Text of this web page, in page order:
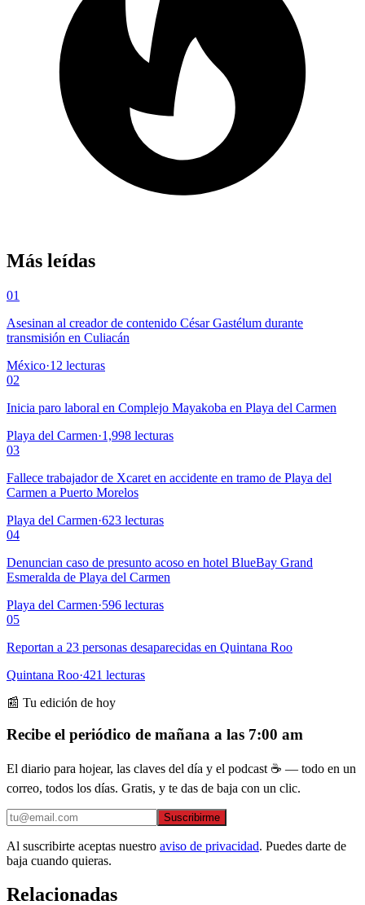
Más leídas
01
Asesinan al creador de contenido César Gastélum durante
transmisión en Culiacán
México·12 lecturas
02
Inicia paro laboral en Complejo Mayakoba en Playa del Carmen
Playa del Carmen·1,998 lecturas
03
Fallece trabajador de Xcaret en accidente en tramo de Playa del
Carmen a Puerto Morelos
Playa del Carmen·623 lecturas
04
Denuncian caso de presunto acoso en hotel BlueBay Grand
Esmeralda de Playa del Carmen
Playa del Carmen·596 lecturas
05
Reportan a 23 personas desaparecidas en Quintana Roo
Quintana Roo·421 lecturas
📰 Tu edición de hoy
Recibe el periódico de mañana a las 7:00 am
El diario para hojear, las claves del día y el podcast ☕ — todo en un
correo, todos los días. Gratis, y te das de baja con un clic.
Suscribirme
Al suscribirte aceptas nuestro aviso de privacidad. Puedes darte de
baja cuando quieras.
Relacionadas